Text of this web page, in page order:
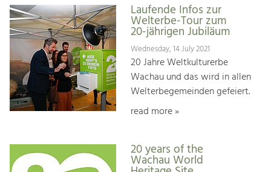
Laufende Infos zur
Welterbe-Tour zum
20-jährigen Jubiläum
Wednesday, 14 July 2021
20 Jahre Weltkulturerbe
Wachau und das wird in allen
Welterbegemeinden gefeiert.
read more »
20 years of the
Wachau World